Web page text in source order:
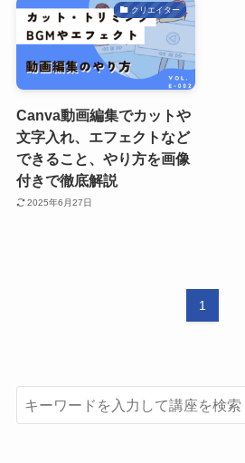
クリエイター
Canva動画編集でカットや
文字入れ、エフェクトなど
できること、やり方を画像
付きで徹底解説
2025年6月27日
1